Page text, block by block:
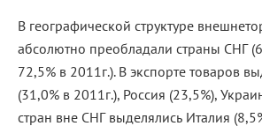
В географической структуре
абсолютно преобладали страны СНГ
72,5% в 2011г.). В экспорте товаров
(31,0% в 2011г.), Россия (23,5%),
стран вне СНГ выделялись Италия